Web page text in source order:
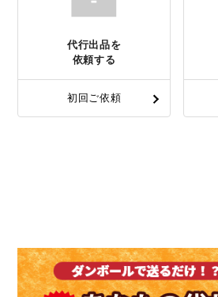
代行出品を
依頼する
初回ご依頼